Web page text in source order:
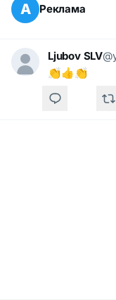
А Реклама
Ljubov SLV
👏👍👏